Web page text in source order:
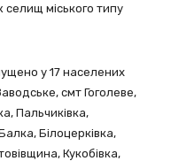
міського типу
у 17 населених
смт Гоголеве,
Пальчиківка,
Білоцерківка,
Кукобівка,